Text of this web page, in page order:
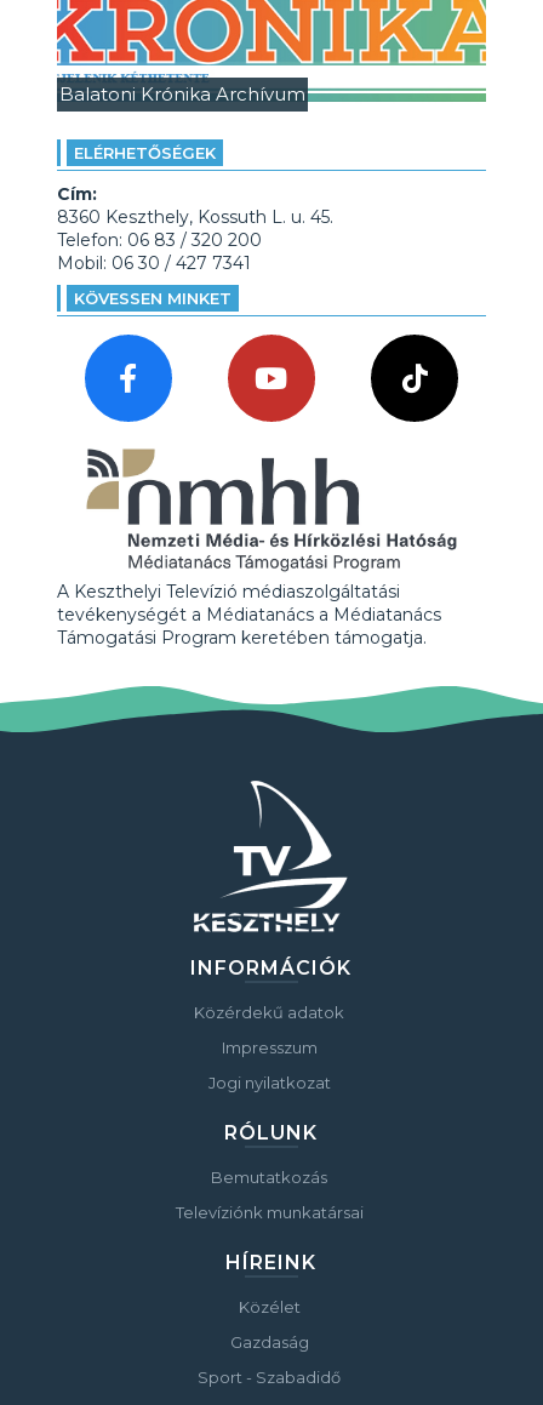
Balatoni Krónika Archívum
ELÉRHETŐSÉGEK
Cím:
8360 Keszthely, Kossuth L. u. 45.
Telefon: 06 83 / 320 200
Mobil: 06 30 / 427 7341
KÖVESSEN MINKET
A Keszthelyi Televízió médiaszolgáltatási
tevékenységét a Médiatanács a Médiatanács
Támogatási Program keretében támogatja.
INFORMÁCIÓK
Közérdekű adatok
Impresszum
Jogi nyilatkozat
RÓLUNK
Bemutatkozás
Televíziónk munkatársai
HÍREINK
Közélet
Gazdaság
Sport - Szabadidő